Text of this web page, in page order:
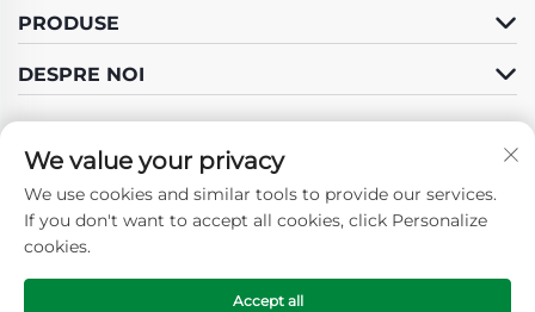
PRODUSE
DESPRE NOI
Urmați-ne
Drepturi de autor © 2025 de către SHANDONG GUOSHUN
We value your privacy
We use cookies and similar tools to provide our services.
If you don't want to accept all cookies, click Personalize
cookies.
Accept all